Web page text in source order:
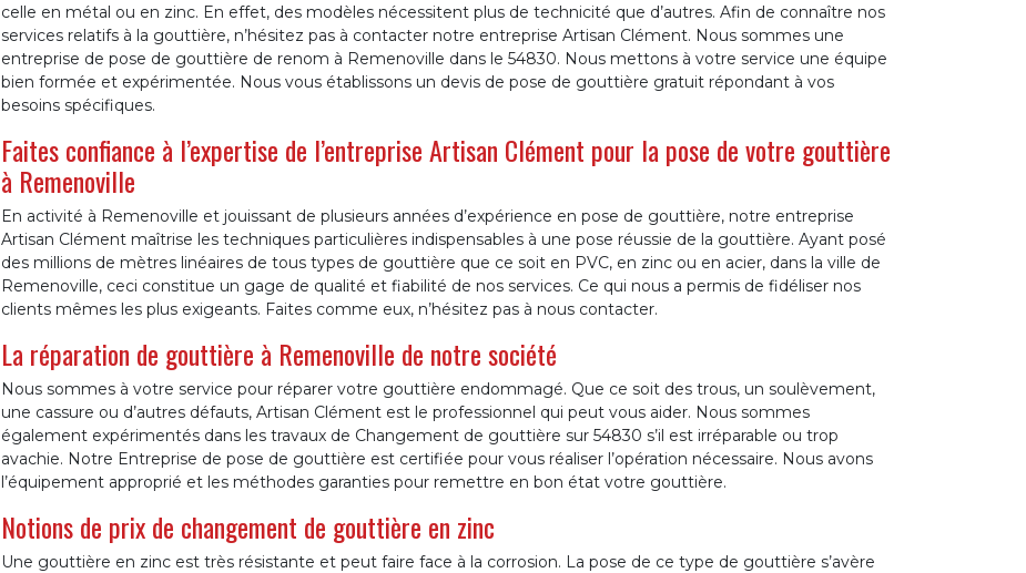
celle en métal ou en zinc. En effet, des modèles nécessitent plus de technicité que d’autres. Afin de connaître nos
services relatifs à la gouttière, n’hésitez pas à contacter notre entreprise Artisan Clément. Nous sommes une
entreprise de pose de gouttière de renom à Remenoville dans le 54830. Nous mettons à votre service une équipe
bien formée et expérimentée. Nous vous établissons un devis de pose de gouttière gratuit répondant à vos
besoins spécifiques.
Faites confiance à l’expertise de l’entreprise Artisan Clément pour la pose de votre gouttière
à Remenoville
En activité à Remenoville et jouissant de plusieurs années d’expérience en pose de gouttière, notre entreprise
Artisan Clément maîtrise les techniques particulières indispensables à une pose réussie de la gouttière. Ayant posé
des millions de mètres linéaires de tous types de gouttière que ce soit en PVC, en zinc ou en acier, dans la ville de
Remenoville, ceci constitue un gage de qualité et fiabilité de nos services. Ce qui nous a permis de fidéliser nos
clients mêmes les plus exigeants. Faites comme eux, n’hésitez pas à nous contacter.
La réparation de gouttière à Remenoville de notre société
Nous sommes à votre service pour réparer votre gouttière endommagé. Que ce soit des trous, un soulèvement,
une cassure ou d’autres défauts, Artisan Clément est le professionnel qui peut vous aider. Nous sommes
également expérimentés dans les travaux de Changement de gouttière sur 54830 s’il est irréparable ou trop
avachie. Notre Entreprise de pose de gouttière est certifiée pour vous réaliser l’opération nécessaire. Nous avons
l’équipement approprié et les méthodes garanties pour remettre en bon état votre gouttière.
Notions de prix de changement de gouttière en zinc
Une gouttière en zinc est très résistante et peut faire face à la corrosion. La pose de ce type de gouttière s’avère